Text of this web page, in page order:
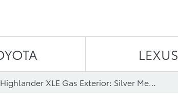
LEXUS
2020 Toyota Highlander XLE Gas Exterior: Silver Metallic B-ROLL